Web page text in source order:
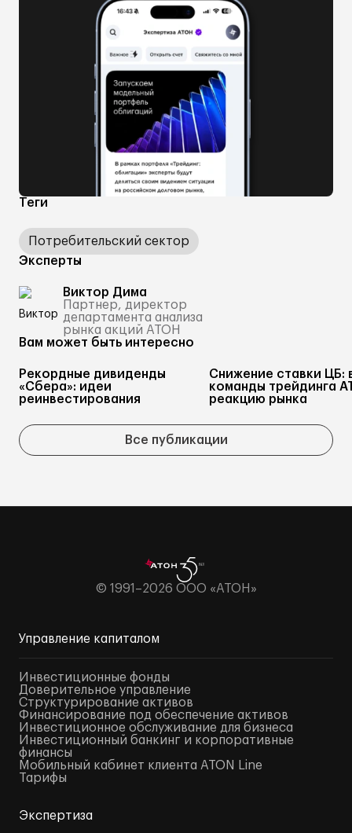
Теги
Потребительский сектор
Эксперты
Виктор Дима
Партнер, директор
департамента анализа
рынка акций АТОН
Вам может быть интересно
Рекордные дивиденды
«Сбера»: идеи
реинвестирования
Снижение ставки ЦБ:
команды трейдинга
реакцию рынка
Все публикации
© 1991–2026 ООО «АТОН»
Управление капиталом
Инвестиционные фонды
Доверительное управление
Структурирование активов
Финансирование под обеспечение активов
Инвестиционное обслуживание для бизнеса
Инвестиционный банкинг и корпоративные
финансы
Мобильный кабинет клиента ATON Line
Тарифы
Экспертиза